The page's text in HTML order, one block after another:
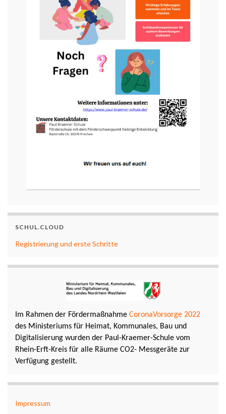
SCHUL.CLOUD
Registrierung und erste Schritte
Im Rahmen der Fördermaßnahme CoronaVorsorge 2022
des Ministeriums für Heimat, Kommunales, Bau und
Digitalisierung wurden der Paul-Kraemer-Schule vom
Rhein-Erft-Kreis für alle Räume CO2- Messgeräte zur
Verfügung gestellt.
Impressum